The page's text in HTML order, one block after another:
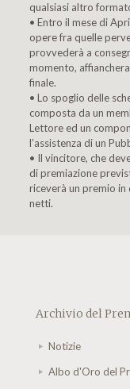
qualsiasi altro
• Entro il mese di
opere fra quelle
provvederà a
momento,
finale.
• Lo spoglio delle
composta da un
Lettore ed un
l’assistenza di un
• Il vincitore, che
di premiazione
riceverà un premio
netti.
Archivio del
Notizie
Albo d'Oro del